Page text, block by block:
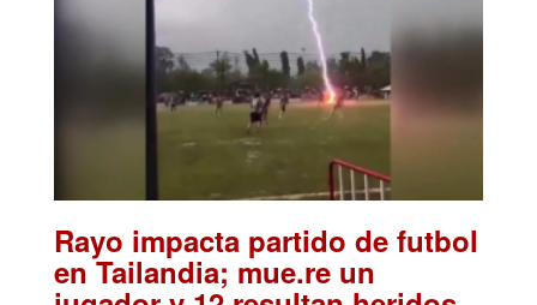
Rayo impacta partido de futbol
en Tailandia; mue.re un